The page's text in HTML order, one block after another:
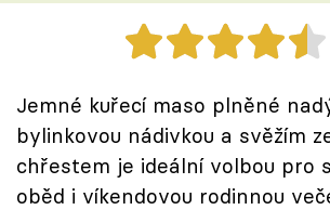
Sledujte prima+
Přihlášení
Sledujte nás
Jemné kuřecí maso plněné
bylinkovou nádivkou a svěžím
chřestem je ideální volbou pro
oběd i víkendovou rodinnou